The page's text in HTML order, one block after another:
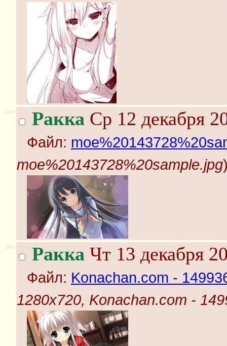
>> Ракка Ср 12 декабря
Файл:
moe%20143728%20sample.jpg
>> Ракка Чт 13 декабря
Файл: Konachan.com -
1280x720, Konachan.com -